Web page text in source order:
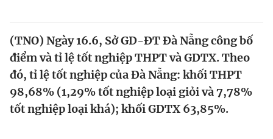
Tin thị trường Tin 360
Video Magazine
(TNO) Ngày 16.6, Sở GD-ĐT Đà Nẵng công bố
điểm và tỉ lệ tốt nghiệp THPT và GDTX. Theo
đó, tỉ lệ tốt nghiệp của Đà Nẵng: khối THPT
98,68% (1,29% tốt nghiệp loại giỏi và 7,78%
tốt nghiệp loại khá); khối GDTX 63,85%.